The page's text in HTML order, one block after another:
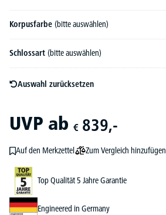
Korpusfarbe (bitte auswählen)
Schlossart (bitte auswählen)
Auswahl zurücksetzen
UVP ab € 839,-
Auf den Merkzettel Zum Vergleich hinzufügen
Top Qualität 5 Jahre Garantie
Engineered in Germany